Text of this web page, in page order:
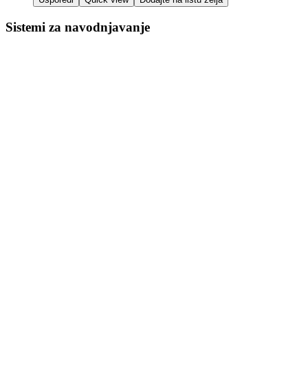
Sistemi za navodnjavanje